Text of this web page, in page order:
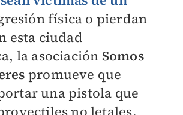
física o pierdan
esta ciudad
la asociación Somos
promueve que
una pistola que
no letales.